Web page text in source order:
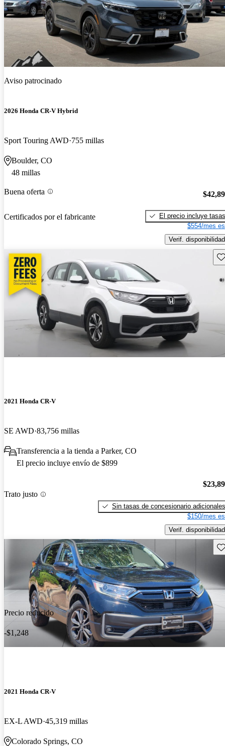
Aviso patrocinado
2026 Honda CR-V Hybrid
Sport Touring AWD 755 millas
Boulder, CO
48 millas
Buena oferta
Certificados por el fabricante
El precio incluye tasas
$554/mes
Verif. disponibilidad
2021 Honda CR-V
SE AWD 83,756 millas
Transferencia a la tienda a Parker, CO
El precio incluye envío de $899
Trato justo
Sin tasas de concesionario adicionales
$150/mes
Verif. disponibilidad
Precio reducido
-$1,248
2021 Honda CR-V
EX-L AWD 45,319 millas
Colorado Springs, CO